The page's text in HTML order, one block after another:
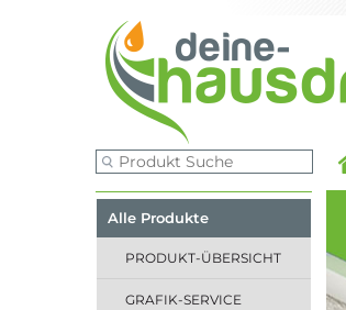
Alle Produkte
PRODUKT-ÜBERSICHT
GRAFIK-SERVICE